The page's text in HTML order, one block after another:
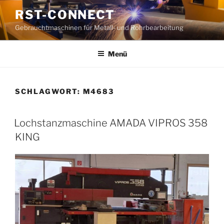
Zum
Inhalt
springen
RST-CONNECT
Gebrauchtmaschinen für Metall- und Rohrbearbeitung
Menü
SCHLAGWORT: M4683
Lochstanzmaschine AMADA VIPROS 358
KING